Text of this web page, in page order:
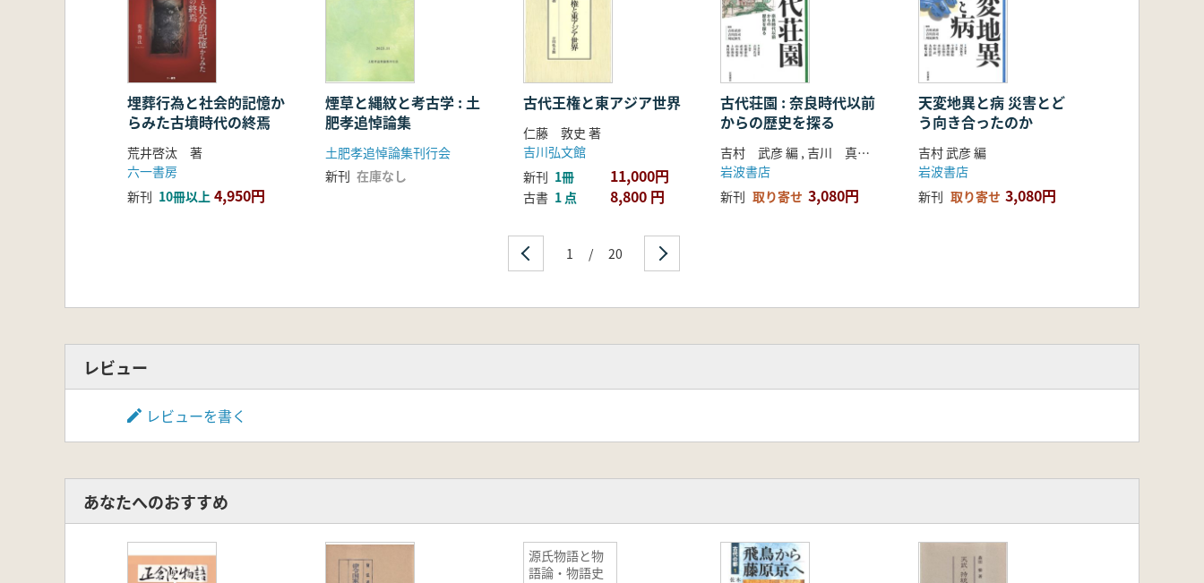
埋葬行為と社会的記憶か
らみた古墳時代の終焉
荒井啓汰 著
六一書房
新刊 10冊以上 4,950円
煙草と縄紋と考古学 : 土
肥孝追悼論集
土肥孝追悼論集刊行会
新刊 在庫なし
古代王権と東アジア世界
仁藤 敦史 著
吉川弘文館
新刊 1冊 11,000円
古書 1 点 8,800 円
古代荘園 : 奈良時代以前
からの歴史を探る
吉村 武彦 編 , 吉川 真司 編 , 川尻 秋生 編
岩波書店
新刊 取り寄せ 3,080円
天変地異と病 災害とど
う向き合ったのか
吉村 武彦 編
岩波書店
新刊 取り寄せ 3,080円
1 / 20
レビュー
レビューを書く
あなたへのおすすめ
源氏物語と物
語論・物語史